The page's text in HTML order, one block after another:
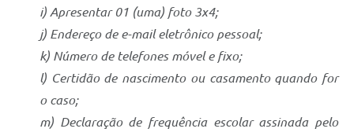
i) Apresentar 01 (uma) foto 3x4;
j) Endereço de e-mail eletrônico pessoal;
k) Número de telefones móvel e fixo;
l) Certidão de nascimento ou casamento quando for
o caso;
m) Declaração de frequência escolar assinada pelo